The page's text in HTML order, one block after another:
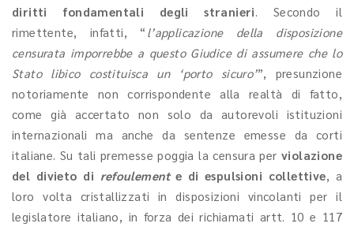
diritti fondamentali degli stranieri. Secondo il
rimettente, infatti, “ l’applicazione della disposizione
censurata imporrebbe a questo Giudice di assumere che lo
Stato libico costituisca un ‘porto sicuro’”, presunzione
notoriamente non corrispondente alla realtà di fatto,
come già accertato non solo da autorevoli istituzioni
internazionali ma anche da sentenze emesse da corti
italiane. Su tali premesse poggia la censura per violazione
del divieto di refoulement e di espulsioni collettive, a
loro volta cristallizzati in disposizioni vincolanti per il
legislatore italiano, in forza dei richiamati artt. 10 e 117